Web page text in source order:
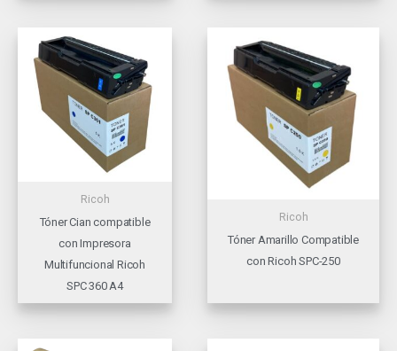
Ricoh
Tóner Cian compatible
con Impresora
Multifuncional Ricoh
SPC 360 A4
Ricoh
Tóner Amarillo Compatible
con Ricoh SPC-250